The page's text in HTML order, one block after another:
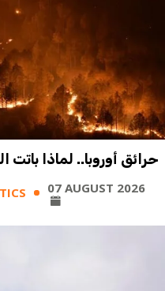
حرائق أوروبا.. لماذا باتت
07 AUGUST 2026